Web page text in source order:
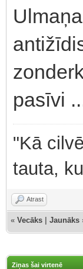
pasīvi
"Kā
tauta,
Atrast
« Vecāks Jaunāks
Ziņas šai virtenē